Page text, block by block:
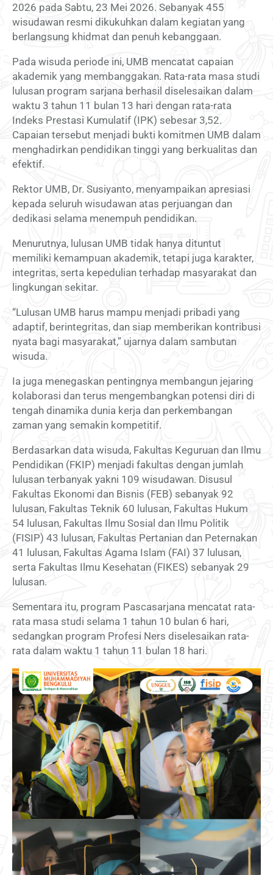
2026 pada Sabtu, 23 Mei 2026. Sebanyak 455
wisudawan resmi dikukuhkan dalam kegiatan yang
berlangsung khidmat dan penuh kebanggaan.
Pada wisuda periode ini, UMB mencatat capaian
akademik yang membanggakan. Rata-rata masa studi
lulusan program sarjana berhasil diselesaikan dalam
waktu 3 tahun 11 bulan 13 hari dengan rata-rata
Indeks Prestasi Kumulatif (IPK) sebesar 3,52.
Capaian tersebut menjadi bukti komitmen UMB dalam
menghadirkan pendidikan tinggi yang berkualitas dan
efektif.
Rektor UMB, Dr. Susiyanto, menyampaikan apresiasi
kepada seluruh wisudawan atas perjuangan dan
dedikasi selama menempuh pendidikan.
Menurutnya, lulusan UMB tidak hanya dituntut
memiliki kemampuan akademik, tetapi juga karakter,
integritas, serta kepedulian terhadap masyarakat dan
lingkungan sekitar.
“Lulusan UMB harus mampu menjadi pribadi yang
adaptif, berintegritas, dan siap memberikan kontribusi
nyata bagi masyarakat,” ujarnya dalam sambutan
wisuda.
Ia juga menegaskan pentingnya membangun jejaring
kolaborasi dan terus mengembangkan potensi diri di
tengah dinamika dunia kerja dan perkembangan
zaman yang semakin kompetitif.
Berdasarkan data wisuda, Fakultas Keguruan dan Ilmu
Pendidikan (FKIP) menjadi fakultas dengan jumlah
lulusan terbanyak yakni 109 wisudawan. Disusul
Fakultas Ekonomi dan Bisnis (FEB) sebanyak 92
lulusan, Fakultas Teknik 60 lulusan, Fakultas Hukum
54 lulusan, Fakultas Ilmu Sosial dan Ilmu Politik
(FISIP) 43 lulusan, Fakultas Pertanian dan Peternakan
41 lulusan, Fakultas Agama Islam (FAI) 37 lulusan,
serta Fakultas Ilmu Kesehatan (FIKES) sebanyak 29
lulusan.
Sementara itu, program Pascasarjana mencatat rata-
rata masa studi selama 1 tahun 10 bulan 6 hari,
sedangkan program Profesi Ners diselesaikan rata-
rata dalam waktu 1 tahun 11 bulan 18 hari.